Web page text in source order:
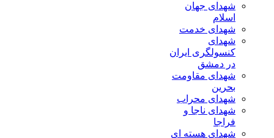
شهدای جهان
اسلام
شهدای خدمت
شهدای
کنسولگری ایران
در دمشق
شهدای مقاومت
بحرین
شهدای محراب
شهدای ناجا و
فراجا
شهدای هسته ای